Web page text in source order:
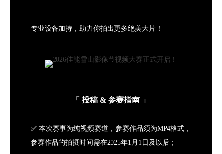
专业设备加持，助力你拍出更多绝美大片！
「投稿 & 参赛指南 」
✅ 本次赛事为纯视频赛道，参赛作品须为MP4格式，
参赛作品的拍摄时间需在2025年1月1日及以后；